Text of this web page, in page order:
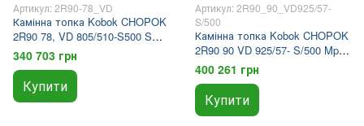
Артикул: 2R90-78_VD
Камінна топка Kobok CHOPOK
2R90 78, VD 805/510-S500 SO,
SM
340 703 грн
Купити
Артикул: 2R90_90_VD925/57-
S/500
Камінна топка Kobok CHOPOK
2R90 90 VD 925/57- S/500 Mp2
SO з шовкографією та
рамкою
400 261 грн
Купити